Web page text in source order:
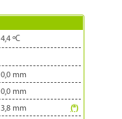
4,4 ºC
0,0 mm
0,0 mm
3,8 mm
(*)